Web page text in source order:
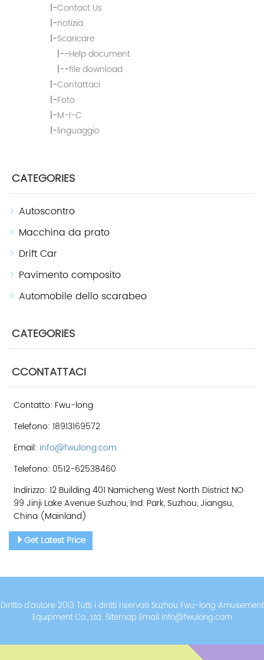
|-Contact Us
|-notizia
|-Scaricare
|--Help document
|--file download
|-Contattaci
|-Foto
|-M-I-C
|-linguaggio
CATEGORIES
Autoscontro
Macchina da prato
Drift Car
Pavimento composito
Automobile dello scarabeo
CATEGORIES
CCONTATTACI
Contatto: Fwu-long
Telefono: 18913169572
Email: info@fwulong.com
Telefono: 0512-62538460
Indirizzo: 12 Building 401 Namicheng West North District NO
99 Jinji Lake Avenue Suzhou, Ind. Park, Suzhou, Jiangsu,
China (Mainland)
Get Latest Price
Diritto d'autore 2013 Tutti i diritti riservati Suzhou Fwu-long Amusement
Equipment Co., Ltd. Sitemap Email:info@fwulong.com